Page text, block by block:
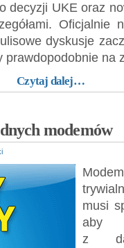
decyzji UKE oraz
Oficjalnie
dyskusje
prawdopodobnie na
Czytaj dalej…
modemów
musi
aby
z